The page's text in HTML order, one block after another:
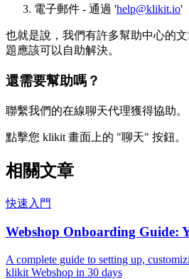
電子郵件 - 通過 'help@klikit.io'
也就是說，我們有許多幫助中心的
題應該可以自助解決。
還需要幫助嗎？
聯繫我們的在線聊天代理獲得協助。
點擊您 klikit 畫面上的 "聊天" 按鈕。
相關文章
快速入門
Webshop Onboarding Guide:
A complete guide to setting up,
klikit Webshop in 30 days